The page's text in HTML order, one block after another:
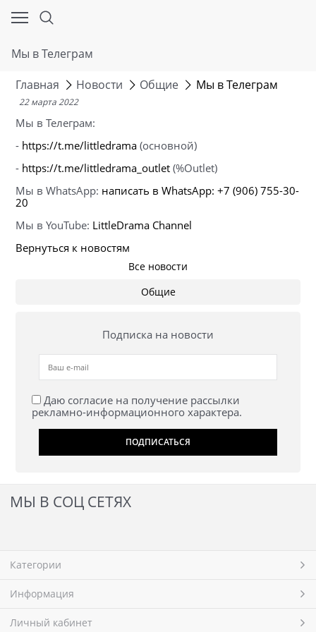
Мы в Телеграм
Главная
Новости Общие Мы в Телеграм
22 марта 2022
Мы в Телеграм:
- https://t.me/littledrama (основной)
- https://t.me/littledrama_outlet (%Outlet)
Мы в WhatsApp: написать в WhatsApp: +7 (906) 755-30-
20
Мы в YouTube: LittleDrama Channel
Вернуться к новостям
Все новости
Общие
Подписка на новости
Даю согласие на получение рассылки
рекламно-информационного характера.
МЫ В СОЦ СЕТЯХ
Категории
Информация
Личный кабинет